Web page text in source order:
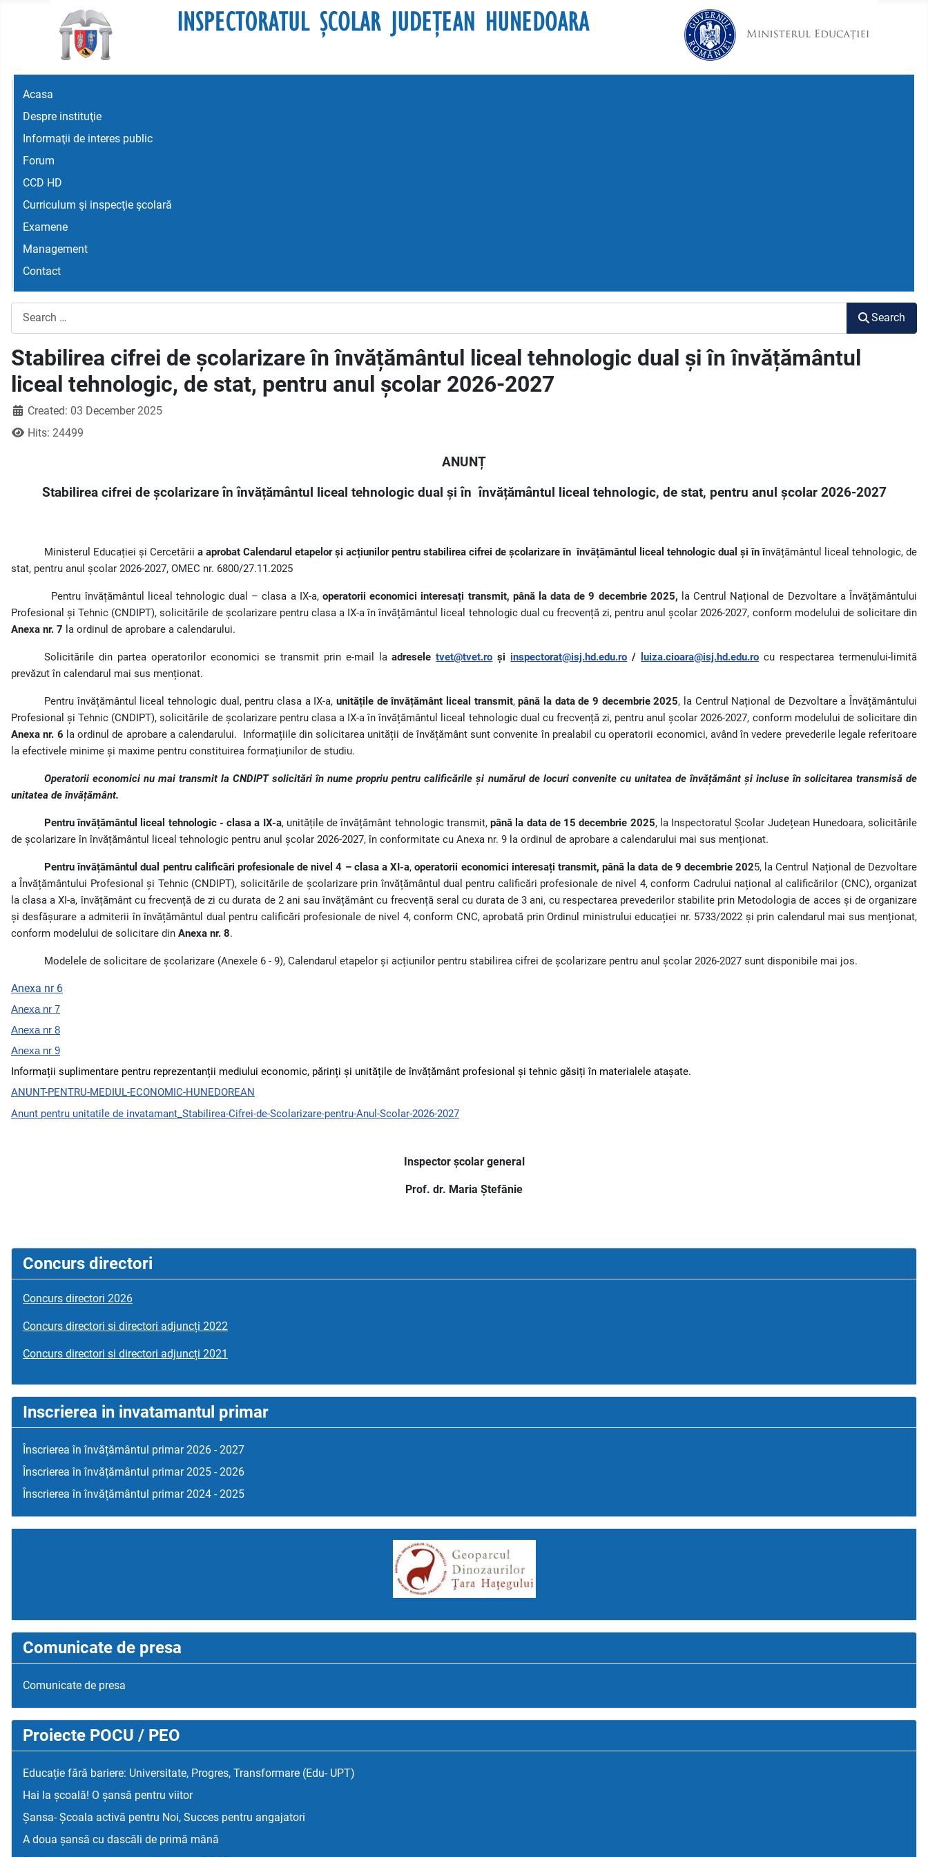
Acasa
Despre instituţie
Informaţii de interes public
Forum
CCD HD
Curriculum şi inspecţie şcolară
Examene
Management
Contact
Search
Stabilirea cifrei de școlarizare în învățământul liceal tehnologic dual și în învățământul
liceal tehnologic, de stat, pentru anul școlar 2026-2027
Created: 03 December 2025
Hits: 24499
ANUNȚ
Stabilirea cifrei de școlarizare în învățământul liceal tehnologic dual și în învățământul liceal tehnologic, de stat, pentru anul școlar 2026-2027
Ministerul Educației și Cercetării a aprobat Calendarul etapelor și acțiunilor pentru stabilirea cifrei de școlarizare în învățământul liceal tehnologic dual și în învățământul liceal tehnologic, de
stat, pentru anul școlar 2026-2027, OMEC nr. 6800/27.11.2025
Pentru învățământul liceal tehnologic dual – clasa a IX-a, operatorii economici interesați transmit, până la data de 9 decembrie 2025, la Centrul Național de Dezvoltare a Învățământului
Profesional și Tehnic (CNDIPT), solicitările de școlarizare pentru clasa a IX-a în învățământul liceal tehnologic dual cu frecvență zi, pentru anul școlar 2026-2027, conform modelului de solicitare din
Anexa nr. 7 la ordinul de aprobare a calendarului.
Solicitările din partea operatorilor economici se transmit prin e-mail laadreseletvet@tvet.ro și inspectorat@isj.hd.edu.ro / luiza.cioara@isj.hd.edu.ro cu respectarea termenului-limită
prevăzut în calendarul mai sus menționat.
Pentru învățământul liceal tehnologic dual, pentru clasa a IX-a, unitățile de învățământ liceal transmit,până la data de 9 decembrie 2025, la Centrul Național de Dezvoltare a Învățământului
Profesional și Tehnic (CNDIPT), solicitările de școlarizare pentru clasa a IX-a în învățământul liceal tehnologic dual cu frecvență zi, pentru anul școlar 2026-2027, conform modelului de solicitare din
Anexa nr. 6 la ordinul de aprobare a calendarului.
Informațiile din solicitarea unității de învățământ sunt convenite în prealabil cu operatorii economici, având în vedere prevederile legale referitoare
la efectivele minime și maxime pentru constituirea formațiunilor de studiu.
Operatorii economici nu mai transmit la CNDIPT solicitări în nume propriu pentru calificările și numărul de locuri convenite cu unitatea de învățământ și incluse în solicitarea transmisă de
unitatea de învățământ.
Pentru învățământul liceal tehnologic - clasa a IX-a, unitățile de învățământ tehnologic transmit,până la data de 15 decembrie 2025, la Inspectoratul Școlar Județean Hunedoara, solicitările
de școlarizare în învățământul liceal tehnologic pentru anul școlar 2026-2027, în conformitate cu Anexa nr. 9 la ordinul de aprobare a calendarului mai sus menționat.
Pentru învățământul dual pentru calificări profesionale de nivel 4 – clasa a XI-a,operatorii economici interesați transmit, până la data de 9 decembrie 2025, la Centrul Național de Dezvoltare
a Învățământului Profesional și Tehnic (CNDIPT), solicitările de școlarizare prin învățământul dual pentru calificări profesionale de nivel 4, conform Cadrului național al calificărilor (CNC), organizat
la clasa a XI-a, învățământ cu frecvență de zi cu durata de 2 ani sau învățământ cu frecvență seral cu durata de 3 ani, cu respectarea prevederilor stabilite prin Metodologia de acces și de organizare
și desfășurare a admiterii în învățământul dual pentru calificări profesionale de nivel 4, conform CNC, aprobată prin Ordinul ministrului educației nr. 5733/2022 și prin calendarul mai sus menționat,
conform modelului de solicitare din Anexa nr. 8.
Modelele de solicitare de școlarizare (Anexele 6 - 9), Calendarul etapelor și acțiunilor pentru stabilirea cifrei de școlarizare pentru anul școlar 2026-2027 sunt disponibile mai jos.
Anexa nr 6
Anexa nr 7
Anexa nr 8
Anexa nr 9
Informații suplimentare pentru reprezentanții mediului economic, părinți și unitățile de învățământ profesional și tehnic găsiți în materialele atașate.
ANUNT-PENTRU-MEDIUL-ECONOMIC-HUNEDOREAN
Anunt pentru unitatile de invatamant_Stabilirea-Cifrei-de-Scolarizare-pentru-Anul-Scolar-2026-2027
Inspector școlar general
Prof. dr. Maria Ștefănie
Concurs directori
Concurs directori 2026
Concurs directori si directori adjuncți 2022
Concurs directori si directori adjuncți 2021
Inscrierea in invatamantul primar
Înscrierea în învățământul primar 2026 - 2027
Înscrierea în învățământul primar 2025 - 2026
Înscrierea în învățământul primar 2024 - 2025
Comunicate de presa
Comunicate de presa
Proiecte POCU / PEO
Educație fără bariere: Universitate, Progres, Transformare (Edu- UPT)
Hai la școală! O șansă pentru viitor
Șansa- Școala activă pentru Noi, Succes pentru angajatori
A doua șansă cu dascăli de primă mână